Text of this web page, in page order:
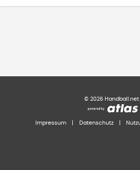
© 2026 Handball.net
Impressum Datenschutz